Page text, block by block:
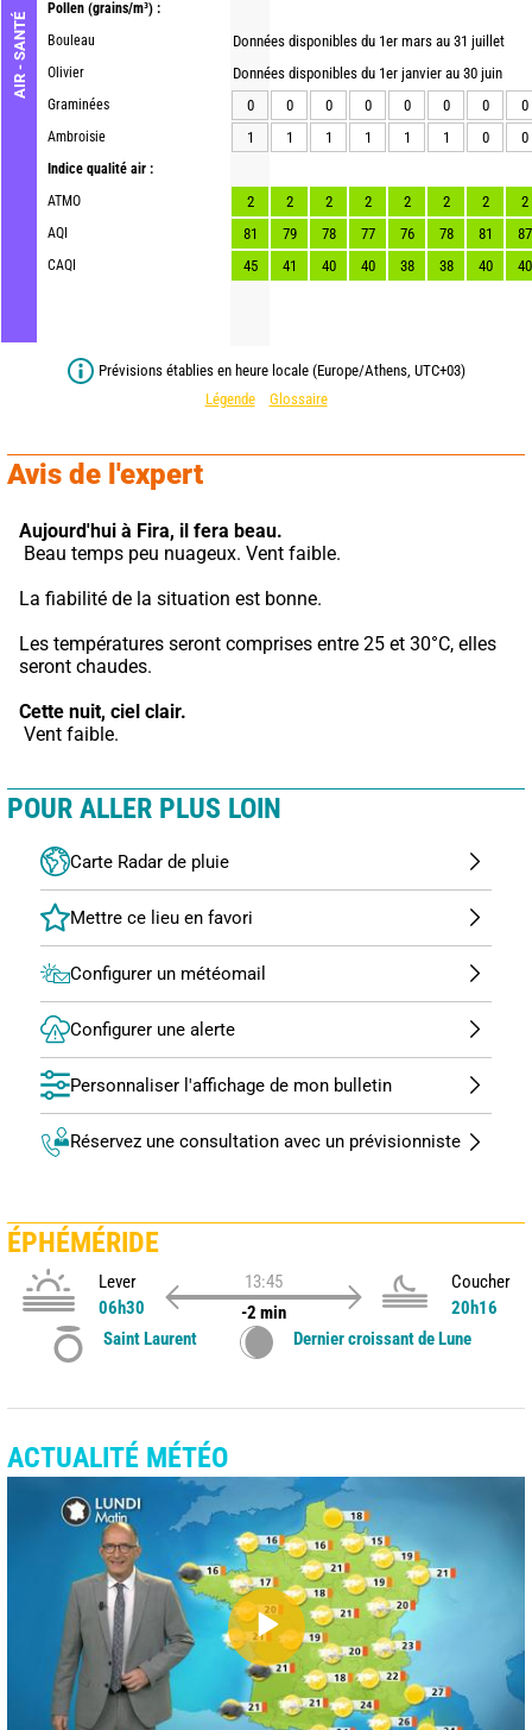
AIR - SANTÉ
Pollen (grains/m³) :
Bouleau
Olivier
Graminées
Ambroisie
Indice qualité air :
ATMO
AQI
CAQI
Données disponibles du 1er mars au 31 juillet
Données disponibles du 1er janvier au 30 juin
0
0 0 0 0 0 0
0
1
1 1 1 1 1 0 0
2 2 2 2 2 2 2
2
81
79 78 77 76 78 81
87
45
41 40 40 38 38 40 40
Prévisions établies en heure locale (Europe/Athens, UTC+03)
Légende
Glossaire
Avis de l'expert
Aujourd'hui à Fira, il fera beau.
Beau temps peu nuageux. Vent faible.
La fiabilité de la situation est bonne.
Les températures seront comprises entre 25 et 30°C, elles
seront chaudes.
Cette nuit, ciel clair.
Vent faible.
POUR ALLER PLUS LOIN
Carte Radar de pluie
Configurer un météomail
Configurer une alerte
Personnaliser l'affichage de mon bulletin
Réservez une consultation avec un prévisionniste
ÉPHÉMÉRIDE
Lever
06h30
13:45
-2 min
Coucher
20h16
Saint Laurent
Dernier croissant de Lune
ACTUALITÉ MÉTÉO